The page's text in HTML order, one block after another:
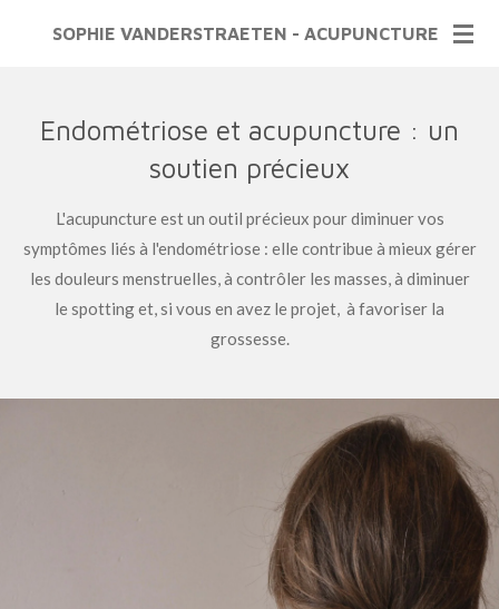
PasserSOPHIE VANDERSTRAETEN - ACUPUNCTURE
Endométriose et acupuncture : un
soutien précieux
L'acupuncture est un outil précieux pour diminuer vos
symptômes liés à l'endométriose : elle contribue à mieux gérer
les douleurs menstruelles, à contrôler les masses, à diminuer
le spotting et, si vous en avez le projet, à favoriser la
grossesse.